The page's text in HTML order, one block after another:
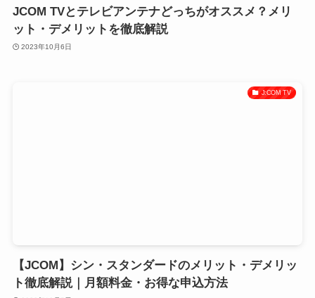
JCOM TVとテレビアンテナどっちがオススメ？メリ
ット・デメリットを徹底解説
2023年10月6日
J:COM TV
【JCOM】シン・スタンダードのメリット・デメリッ
ト徹底解説｜月額料金・お得な申込方法